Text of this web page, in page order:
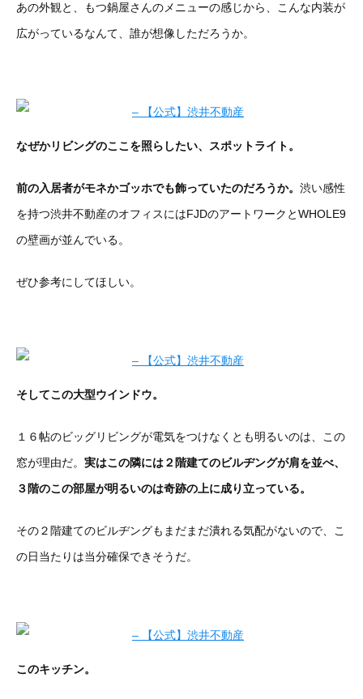
あの外観と、もつ鍋屋さんのメニューの感じから、こんな内装が
広がっているなんて、誰が想像しただろうか。
なぜかリビングのここを照らしたい、スポットライト。
前の入居者がモネかゴッホでも飾っていたのだろうか。 渋い感性
を持つ渋井不動産のオフィスにはFJDのアートワークとWHOLE9
の壁画が並んでいる。
ぜひ参考にしてほしい。
そしてこの大型ウインドウ。
１６帖のビッグリビングが電気をつけなくとも明るいのは、この
窓が理由だ。 実はこの隣には２階建てのビルヂングが肩を並べ、
３階のこの部屋が明るいのは奇跡の上に成り立っている。
その２階建てのビルヂングもまだまだ潰れる気配がないので、こ
の日当たりは当分確保できそうだ。
このキッチン。